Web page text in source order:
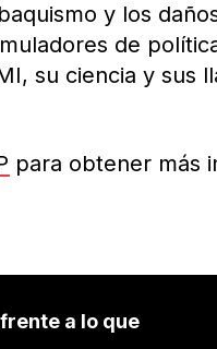
y los
de
su ciencia y sus
para obtener más
a lo que